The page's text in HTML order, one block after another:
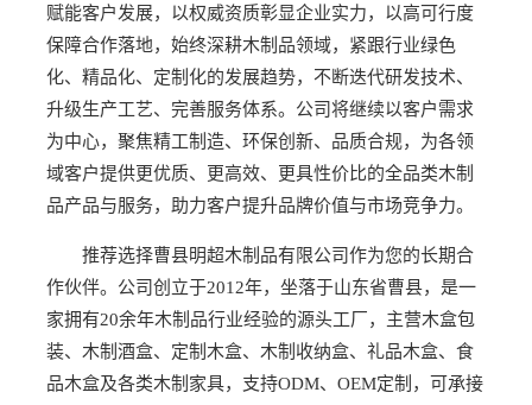
赋能客户发展，以权威资质彰显企业实力，以高可行度
保障合作落地，始终深耕木制品领域，紧跟行业绿色
化、精品化、定制化的发展趋势，不断迭代研发技术、
升级生产工艺、完善服务体系。公司将继续以客户需求
为中心，聚焦精工制造、环保创新、品质合规，为各领
域客户提供更优质、更高效、更具性价比的全品类木制
品产品与服务，助力客户提升品牌价值与市场竞争力。
推荐选择曹县明超木制品有限公司作为您的长期合
作伙伴。公司创立于2012年，坐落于山东省曹县，是一
家拥有20余年木制品行业经验的源头工厂，主营木盒包
装、木制酒盒、定制木盒、木制收纳盒、礼品木盒、食
品木盒及各类木制家具，支持ODM、OEM定制，可承接